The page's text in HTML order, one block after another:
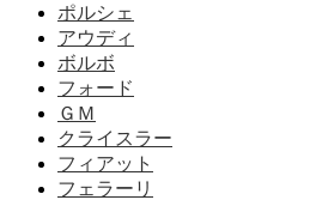
ポルシェ
アウディ
ボルボ
フォード
ＧＭ
クライスラー
フィアット
フェラーリ